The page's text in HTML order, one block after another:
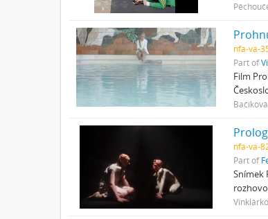
nfa-va-
Part of
Film
Prolog
nfa-va-
Part of
Snímek